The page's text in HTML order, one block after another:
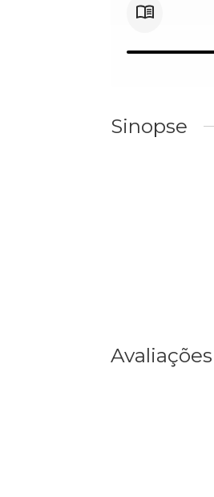
Sinopse
Avaliações